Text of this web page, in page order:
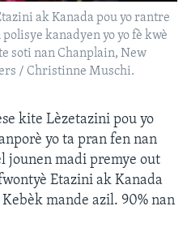
ak Kanada pou yo rantre
kanadyen yo yo fè kwè
soti nan Chanplain, New
/ Christinne Muschi.
kite Lèzetazini pou yo
yo ta pran fen nan
jounen madi premye out
Etazini ak Kanada
mande azil. 90% nan